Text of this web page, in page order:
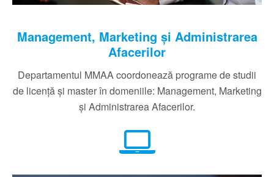
Management, Marketing şi Administrarea
Afacerilor
Departamentul MMAA coordonează programe de studii
de licenţă şi master în domeniile: Management, Marketing
şi Administrarea Afacerilor.